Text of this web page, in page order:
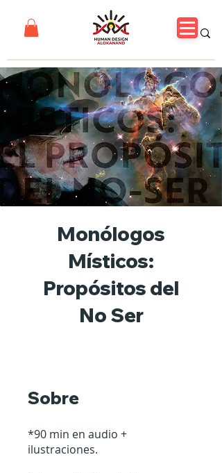
Monólogos
Místicos:
Propósitos del
No Ser
Sobre
*90 min en audio +
ilustraciones.